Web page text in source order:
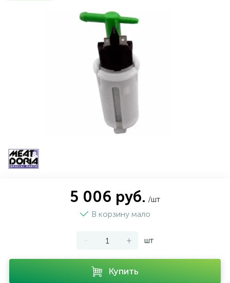
5 006 руб. /шт
В корзину мало
- + шт
Купить